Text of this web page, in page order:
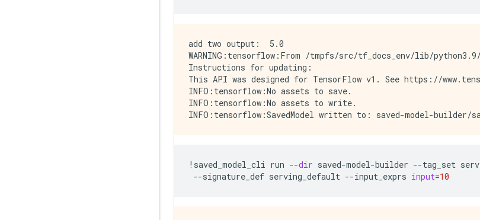
add two output:  5.0
WARNING:tensorflow:From /tmpfs/src/tf_docs_env/lib/
Instructions for updating:
This API was designed for TensorFlow v1. See https://
INFO:tensorflow:No assets to save.
INFO:tensorflow:No assets to write.
! saved_model_cli run --dir saved-model-builder --tag_set
--signature_def serving_default --input_exprs input=10